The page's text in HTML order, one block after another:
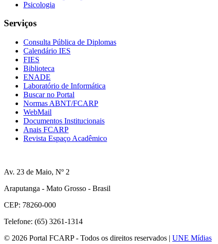
Psicologia
Serviços
Consulta Pública de Diplomas
Calendário IES
FIES
Biblioteca
ENADE
Laboratório de Informática
Buscar no Portal
Normas ABNT/FCARP
WebMail
Documentos Institucionais
Anais FCARP
Revista Espaço Acadêmico
Av. 23 de Maio, Nº 2
Araputanga - Mato Grosso - Brasil
CEP: 78260-000
Telefone: (65) 3261-1314
© 2026 Portal FCARP - Todos os direitos reservados | UNE Mídias